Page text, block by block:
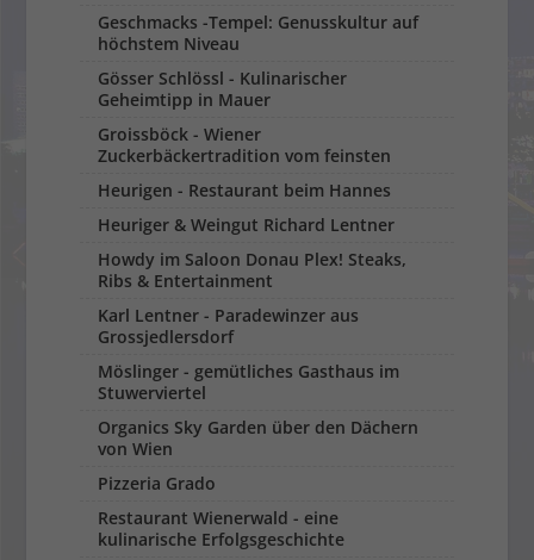
Geschmacks -Tempel: Genusskultur auf
höchstem Niveau
Gösser Schlössl - Kulinarischer
Geheimtipp in Mauer
Groissböck - Wiener
Zuckerbäckertradition vom feinsten
Heurigen - Restaurant beim Hannes
Heuriger & Weingut Richard Lentner
Howdy im Saloon Donau Plex! Steaks,
Ribs & Entertainment
Karl Lentner - Paradewinzer aus
Grossjedlersdorf
Möslinger - gemütliches Gasthaus im
Stuwerviertel
Organics Sky Garden über den Dächern
von Wien
Pizzeria Grado
Restaurant Wienerwald - eine
kulinarische Erfolgsgeschichte